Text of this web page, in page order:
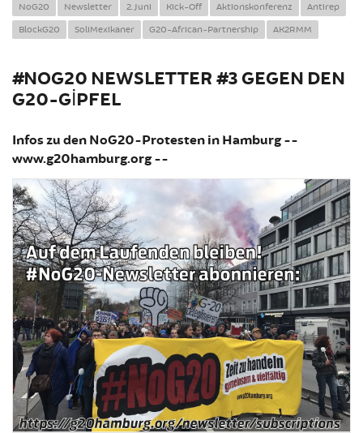
NoG20 Newsletter 2. Juni Kick-Off Aktionskonferenz Antirep
BlockG20 SoliMexikaner G20-African-Partnership AK2RMM
#NOG20 NEWSLETTER #3 GEGEN DEN
G20-GIPFEL
Infos zu den NoG20-Protesten in Hamburg --
www.g20hamburg.org --